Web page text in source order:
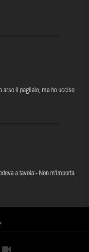
arso il pagliaio, ma ho ucciso
a tavola:- Non m'importa